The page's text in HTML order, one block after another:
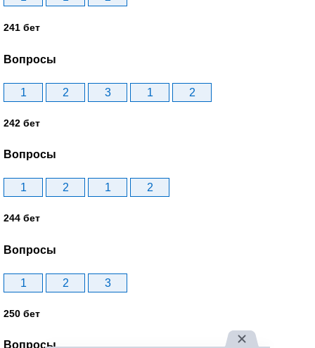
241 бет
Вопросы
1 2 3 1 2
242 бет
Вопросы
1 2 1 2
244 бет
Вопросы
1 2 3
250 бет
Вопросы